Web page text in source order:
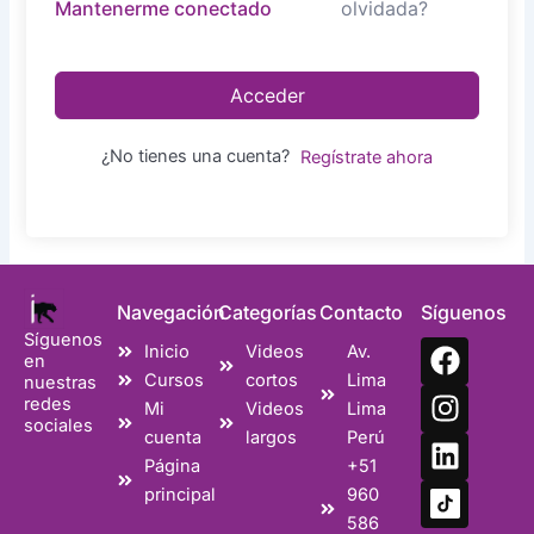
Mantenerme conectado
olvidada?
Acceder
¿No tienes una cuenta? Regístrate ahora
Síguenos
en
nuestras
redes
sociales
Navegación
Inicio
Cursos
Mi
cuenta
Página
principal
Categorías
Videos
cortos
Videos
largos
Contacto
Av.
Lima
Lima
Perú
+51
960
586
Síguenos
F
a
c
e
b
o
I
n
s
t
a
g
L
i
n
k
e
d